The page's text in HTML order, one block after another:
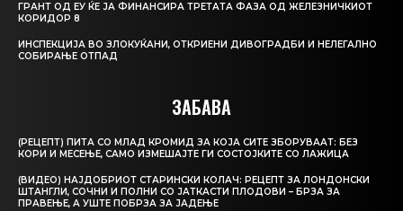
ГРАНТ ОД ЕУ ЌЕ ЈА ФИНАНСИРА ТРЕТАТА ФАЗА ОД ЖЕЛЕЗНИЧКИОТ
КОРИДОР 8
ИНСПЕКЦИЈА ВО ЗЛОКУЌАНИ, ОТКРИЕНИ ДИВОГРАДБИ И НЕЛЕГАЛНО
СОБИРАЊЕ ОТПАД
ЗАБАВА
(РЕЦЕПТ) ПИТА СО МЛАД КРОМИД ЗА КОЈА СИТЕ ЗБОРУВААТ: БЕЗ
КОРИ И МЕСЕЊЕ, САМО ИЗМЕШАЈТЕ ГИ СОСТОЈКИТЕ СО ЛАЖИЦА
(ВИДЕО) НАЈДОБРИОТ СТАРИНСКИ КОЛАЧ: РЕЦЕПТ ЗА ЛОНДОНСКИ
ШТАНГЛИ, СОЧНИ И ПОЛНИ СО ЈАТКАСТИ ПЛОДОВИ – БРЗА ЗА
ПРАВЕЊЕ, А УШТЕ ПОБРЗА ЗА ЈАДЕЊЕ